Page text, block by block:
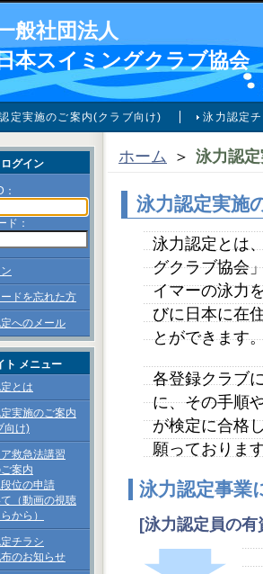
般社団法人
本スイミングクラブ協会
定実施のご案内(クラブ向け) 泳力認定
ホーム ＞ 泳力認
泳力認定実施
泳力認定とは
グクラブ協会
イマーの泳力
びに日本に在
とができます
各登録クラブ
に、その手順
が検定に合格
願っておりま
泳力認定事業
[泳力認定員の
ログイン
ド：
ドを忘れた方
へのメール
ト メニュー
とは
実施のご案内
向け)
救急法講習
案内
位の申請
（動画の視聴
から）
チラシ
のお知らせ